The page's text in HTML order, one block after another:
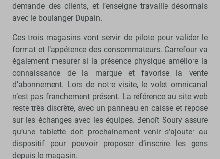
demande des clients, et l’enseigne travaille désormais
avec le boulanger Dupain.
Ces trois magasins vont servir de pilote pour valider le
format et l’appétence des consommateurs. Carrefour va
également mesurer si la présence physique améliore la
connaissance de la marque et favorise la vente
d’abonnement. Lors de notre visite, le volet omnicanal
n’est pas franchement présent. La référence au site web
reste très discrète, avec un panneau en caisse et repose
sur les échanges avec les équipes. Benoît Soury assure
qu’une tablette doit prochainement venir s’ajouter au
dispositif pour pouvoir proposer d’inscrire les gens
depuis le magasin.